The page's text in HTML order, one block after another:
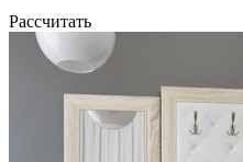
Рассчитать